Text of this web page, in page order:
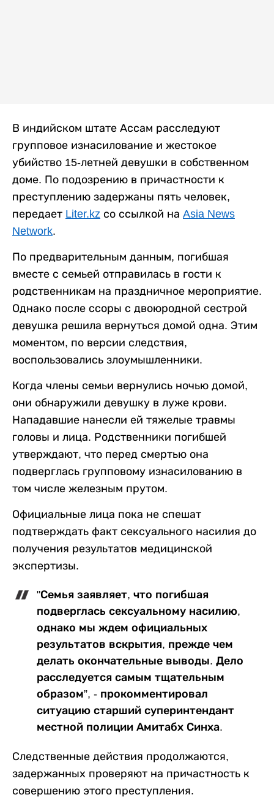
В индийском штате Ассам расследуют
групповое изнасилование и жестокое
убийство 15-летней девушки в собственном
доме. По подозрению в причастности к
преступлению задержаны пять человек,
передает Liter.kz со ссылкой на Asia News
Network.
По предварительным данным, погибшая
вместе с семьей отправилась в гости к
родственникам на праздничное мероприятие.
Однако после ссоры с двоюродной сестрой
девушка решила вернуться домой одна. Этим
моментом, по версии следствия,
воспользовались злоумышленники.
Когда члены семьи вернулись ночью домой,
они обнаружили девушку в луже крови.
Нападавшие нанесли ей тяжелые травмы
головы и лица. Родственники погибшей
утверждают, что перед смертью она
подверглась групповому изнасилованию в
том числе железным прутом.
Официальные лица пока не спешат
подтверждать факт сексуального насилия до
получения результатов медицинской
экспертизы.
"Семья заявляет, что погибшая
подверглась сексуальному насилию,
однако мы ждем официальных
результатов вскрытия, прежде чем
делать окончательные выводы. Дело
расследуется самым тщательным
образом”, - прокомментировал
ситуацию старший суперинтендант
местной полиции Амитабх Синха.
Следственные действия продолжаются,
задержанных проверяют на причастность к
совершению этого преступления.